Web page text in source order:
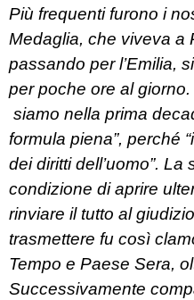
Più frequenti furono i
Medaglia, che viveva a
passando per l’Emilia,
per poche ore al
siamo nella prima
formula piena”, perché
dei diritti dell’uomo”.
condizione di aprire
rinviare il tutto al
trasmettere fu così
Tempo e Paese Sera,
Successivamente